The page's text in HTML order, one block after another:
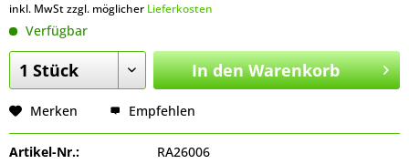
inkl. MwSt zzgl. möglicher Lieferkosten
Verfügbar
In den Warenkorb
Merken Empfehlen
Artikel-Nr.:
RA26006